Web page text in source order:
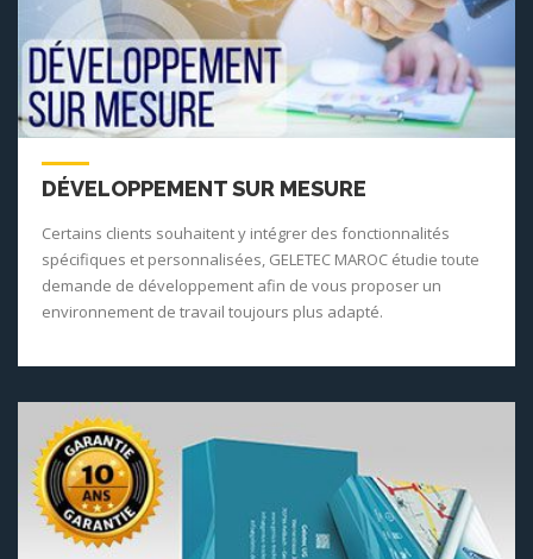
DÉVELOPPEMENT SUR MESURE
Certains clients souhaitent y intégrer des fonctionnalités
spécifiques et personnalisées, GELETEC MAROC étudie toute
demande de développement afin de vous proposer un
environnement de travail toujours plus adapté.